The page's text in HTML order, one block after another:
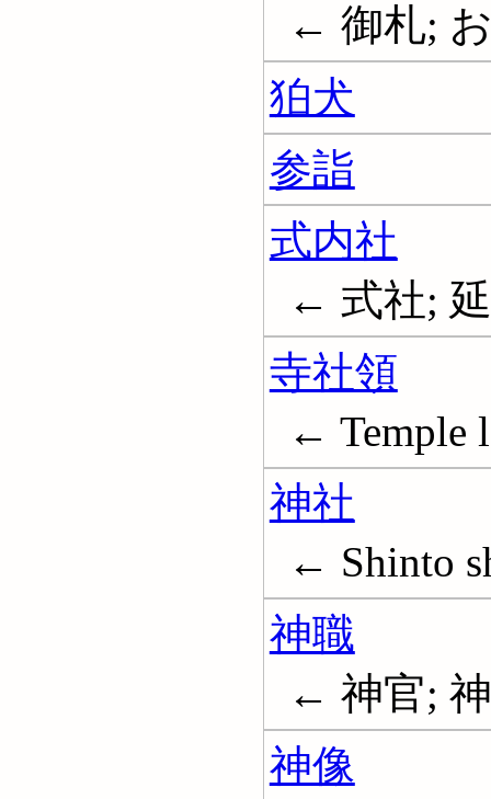
← 御札;
狛犬
参詣
式内社
← 式社;
寺社領
← Temple
神社
← Shinto
神職
← 神官;
神像